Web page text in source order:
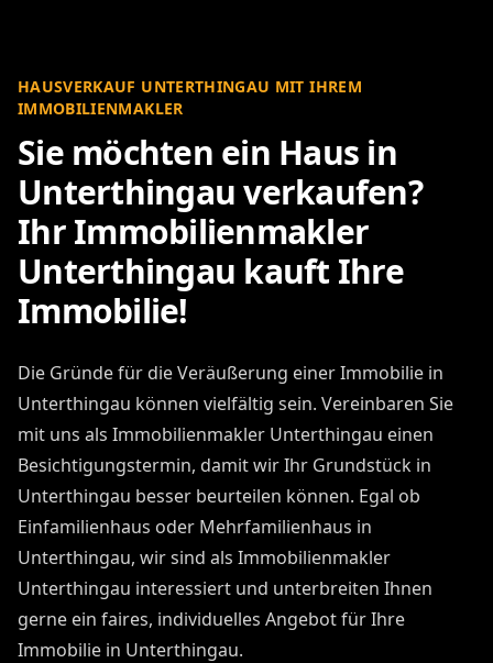
HAUSVERKAUF UNTERTHINGAU MIT IHREM
IMMOBILIENMAKLER
Sie möchten ein Haus in
Unterthingau verkaufen?
Ihr Immobilienmakler
Unterthingau kauft Ihre
Immobilie!
Die Gründe für die Veräußerung einer Immobilie in
Unterthingau können vielfältig sein. Vereinbaren Sie
mit uns als Immobilienmakler Unterthingau einen
Besichtigungstermin, damit wir Ihr Grundstück in
Unterthingau besser beurteilen können. Egal ob
Einfamilienhaus oder Mehrfamilienhaus in
Unterthingau, wir sind als Immobilienmakler
Unterthingau interessiert und unterbreiten Ihnen
gerne ein faires, individuelles Angebot für Ihre
Immobilie in Unterthingau.